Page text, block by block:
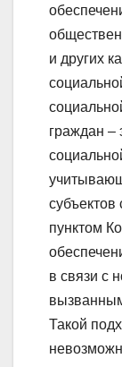
и других
граждан –
пунктом
в связи с
Такой